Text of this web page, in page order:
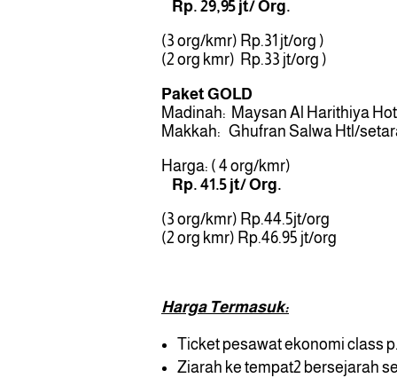
Rp. 29,95 jt/ Org.
(3 org/kmr) Rp.31 jt/org )
(2 org kmr) Rp.33 jt/org )
Paket GOLD
Madinah: Maysan Al Harithiya
Makkah: Ghufran Salwa Htl/
Harga: ( 4 org/kmr)
Rp. 41.5 jt/ Org.
(3 org/kmr) Rp.44.5jt/org
(2 org kmr) Rp.46.95 jt/org
Harga Termasuk:
Ticket pesawat ekonomi class
Ziarah ke tempat2 bersejarah